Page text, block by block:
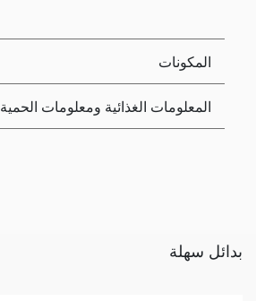
المكونات
المعلومات الغذائية ومعلومات الحمية
بدائل سهلة